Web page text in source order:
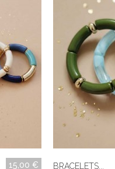
15,00 € BRACELETS...